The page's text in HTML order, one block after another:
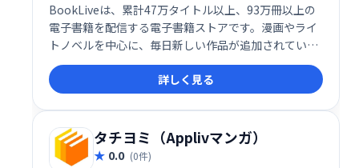
BookLiveは、累計47万タイトル以上、93万冊以上の
電子書籍を配信する電子書籍ストアです。漫画やライ
トノベルを中心に、毎日新しい作品が追加されていま
す。幅広いジャンルの電子書籍をお探しの方におすす
めです。
詳しく見る
タチヨミ（Applivマンガ）
0.0 (0件)